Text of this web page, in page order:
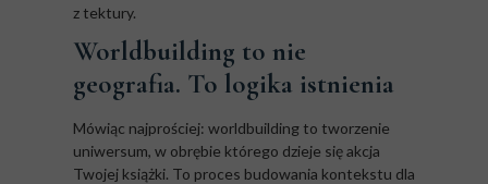
z tektury.
Worldbuilding to nie
geografia. To logika istnienia
Mówiąc najprościej: worldbuilding to tworzenie
uniwersum, w obrębie którego dzieje się akcja
Twojej książki. To proces budowania kontekstu dla